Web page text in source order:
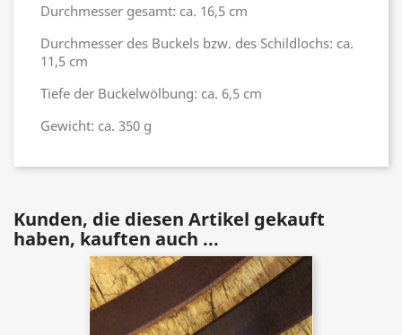
Durchmesser gesamt: ca. 16,5 cm
Durchmesser des Buckels bzw. des Schildlochs: ca.
11,5 cm
Tiefe der Buckelwölbung: ca. 6,5 cm
Gewicht: ca. 350 g
Kunden, die diesen Artikel gekauft
haben, kauften auch ...